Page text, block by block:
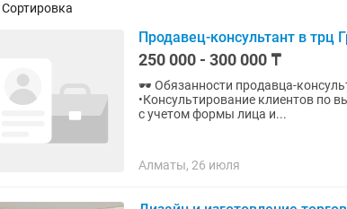
Сортировка
Продавец-консультант в трц
250 000 - 300 000 ₸
🕶 Обязанности продавца-
•Консультирование клиентов по
с учетом формы лица и...
Алматы, 26 июля